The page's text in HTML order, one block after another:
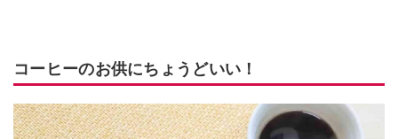
コーヒーのお供にちょうどいい！